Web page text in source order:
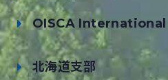
OISCA International
北海道支部